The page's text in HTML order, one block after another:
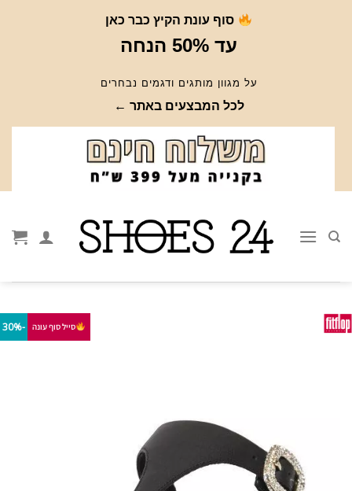
סוף עונת הקיץ כבר כאן
עד 50% הנחה
על מגוון מותגים ודגמים נבחרים
לכל המבצעים באתר ←
סייל סוף עונה -30%